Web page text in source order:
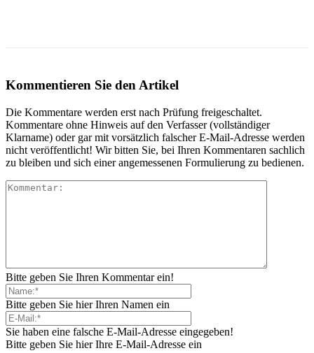
Kommentieren Sie den Artikel
Die Kommentare werden erst nach Prüfung freigeschaltet.
Kommentare ohne Hinweis auf den Verfasser (vollständiger
Klarname) oder gar mit vorsätzlich falscher E-Mail-Adresse werden
nicht veröffentlicht! Wir bitten Sie, bei Ihren Kommentaren sachlich
zu bleiben und sich einer angemessenen Formulierung zu bedienen.
Bitte geben Sie Ihren Kommentar ein!
Bitte geben Sie hier Ihren Namen ein
Sie haben eine falsche E-Mail-Adresse eingegeben!
Bitte geben Sie hier Ihre E-Mail-Adresse ein